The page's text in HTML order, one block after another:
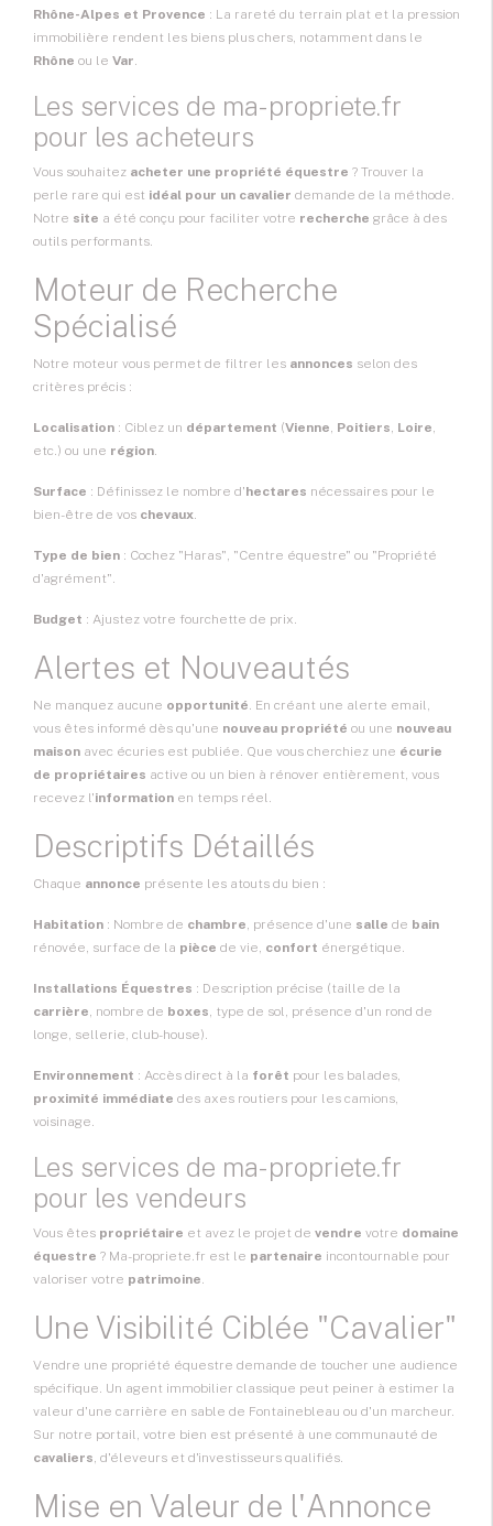
Rhône-Alpes et Provence : La rareté du terrain plat et la pression
immobilière rendent les biens plus chers, notamment dans le
Rhône ou le Var.
Les services de ma-propriete.fr
pour les acheteurs
Vous souhaitez acheter une propriété équestre ? Trouver la
perle rare qui est idéal pour un cavalier demande de la méthode.
Notre site a été conçu pour faciliter votre recherche grâce à des
outils performants.
Moteur de Recherche
Spécialisé
Notre moteur vous permet de filtrer les annonces selon des
critères précis :
Localisation : Ciblez un département (Vienne, Poitiers, Loire,
etc.) ou une région.
Surface : Définissez le nombre d'hectares nécessaires pour le
bien-être de vos chevaux.
Type de bien : Cochez "Haras", "Centre équestre" ou "Propriété
d'agrément".
Budget : Ajustez votre fourchette de prix.
Alertes et Nouveautés
Ne manquez aucune opportunité. En créant une alerte email,
vous êtes informé dès qu'une nouveau propriété ou une nouveau
maison avec écuries est publiée. Que vous cherchiez une écurie
de propriétaires active ou un bien à rénover entièrement, vous
recevez l'information en temps réel.
Descriptifs Détaillés
Chaque annonce présente les atouts du bien :
Habitation : Nombre de chambre, présence d'une salle de bain
rénovée, surface de la pièce de vie, confort énergétique.
Installations Équestres : Description précise (taille de la
carrière, nombre de boxes, type de sol, présence d'un rond de
longe, sellerie, club-house).
Environnement : Accès direct à la forêt pour les balades,
proximité immédiate des axes routiers pour les camions,
voisinage.
Les services de ma-propriete.fr
pour les vendeurs
Vous êtes propriétaire et avez le projet de vendre votre domaine
équestre ? Ma-propriete.fr est le partenaire incontournable pour
valoriser votre patrimoine.
Une Visibilité Ciblée "Cavalier"
Vendre une propriété équestre demande de toucher une audience
spécifique. Un agent immobilier classique peut peiner à estimer la
valeur d'une carrière en sable de Fontainebleau ou d'un marcheur.
Sur notre portail, votre bien est présenté à une communauté de
cavaliers, d'éleveurs et d'investisseurs qualifiés.
Mise en Valeur de l'Annonce